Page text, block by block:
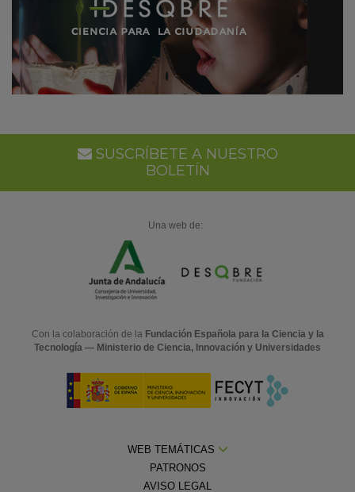
SUSCRÍBETE A NUESTRO
BOLETÍN
Una web de:
Con la colaboración de la Fundación Española para la Ciencia y la
Tecnología — Ministerio de Ciencia, Innovación y Universidades
WEB TEMÁTICAS
PATRONOS
AVISO LEGAL